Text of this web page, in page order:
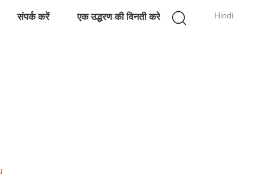
Hindi
संपर्क करें एक उद्धरण की विनती करे